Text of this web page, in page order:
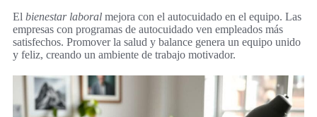
El bienestar laboral mejora con el autocuidado en el equipo. Las
empresas con programas de autocuidado ven empleados más
satisfechos. Promover la salud y balance genera un equipo unido
y feliz, creando un ambiente de trabajo motivador.